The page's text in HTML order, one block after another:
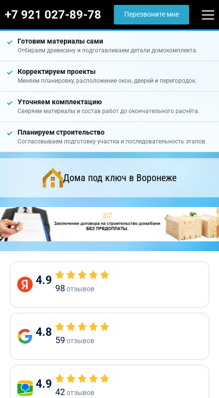
+7 921 027-89-78 Перезвоните мне
Готовим материалы сами
Отбираем древесину и подготавливаем детали домокомплекта.
Корректируем проекты
Меняем планировку, расположение окон, дверей и перегородок.
Уточняем комплектацию
Сверяем материалы и состав работ до окончательного расчёта.
Планируем строительство
Согласовываем подготовку участка и последовательность этапов.
Дома под ключ в Воронеже
4.9
98 отзывов
4.8
59 отзывов
4.9
42отзывов